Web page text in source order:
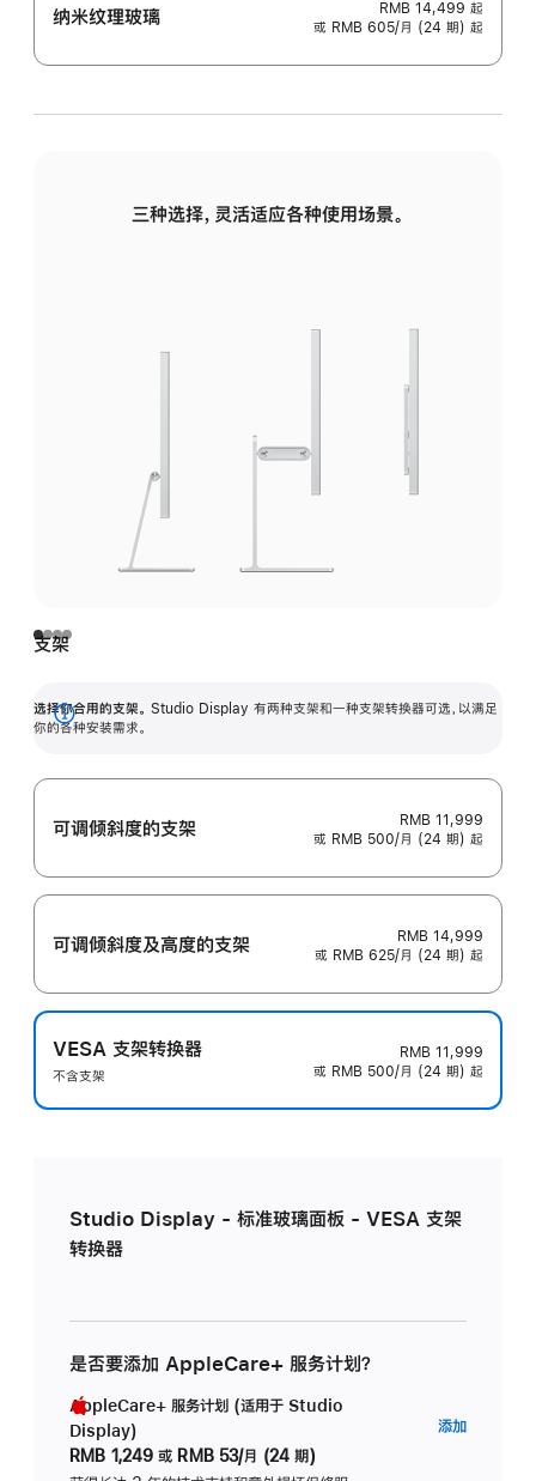
纳米纹理玻璃 RMB 14,499 起
或 RMB 605/月 (24 期) 起
三种选择，灵活适应各种使用场景。
支架
选择你合用的支架。 Studio Display 有两种支架和一种支架转换器可选，以满足
你的各种安装需求。
展
可调倾斜度的支架
RMB 11,999
或 RMB 500/月 (24 期) 起
可调倾斜度及高‍度的支‍架
RMB 14,999
或 RMB 625/月 (24 期) 起
VESA 支架转换器
不含支架
RMB 11,999
或 RMB 500/月 (24 期) 起
Studio Display - 标准玻璃面板 - VESA 支架
转换器
是否要添加 AppleCare+ 服务计划？
AppleCare+ 服务计划 (适用于 Studio
Display)
RMB 1,249 或 RMB 53/月 (24 期)
添加